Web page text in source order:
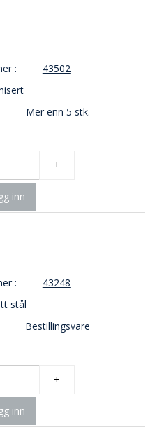
:
43502
Mer enn 5 stk.
+
inn
:
43248
stål
Bestillingsvare
+
inn